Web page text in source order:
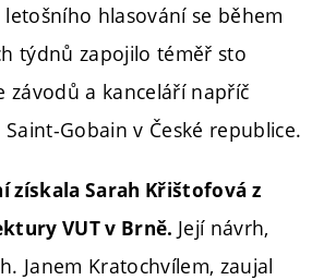
hlasování se během
týdnů zapojilo téměř sto
závodů a kanceláří napříč
Gobain v České republice.
získala Sarah Křištofová z
VUT v Brně. Její návrh,
Janem Kratochvílem, zaujal